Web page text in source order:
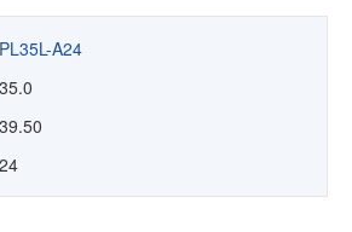
PL35L-A24
35.0
39.50
24